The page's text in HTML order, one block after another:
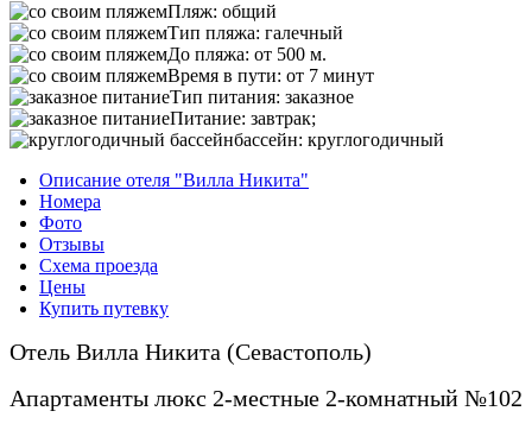
Пляж: общий
Тип пляжа: галечный
До пляжа: от 500 м.
Время в пути: от 7 минут
Тип питания: заказное
Питание: завтрак;
бассейн: круглогодичный
Описание отеля "Вилла Никита"
Номера
Фото
Отзывы
Схема проезда
Цены
Купить путевку
Отель Вилла Никита (Севастополь)
Апартаменты люкс 2-местные 2-комнатный №102